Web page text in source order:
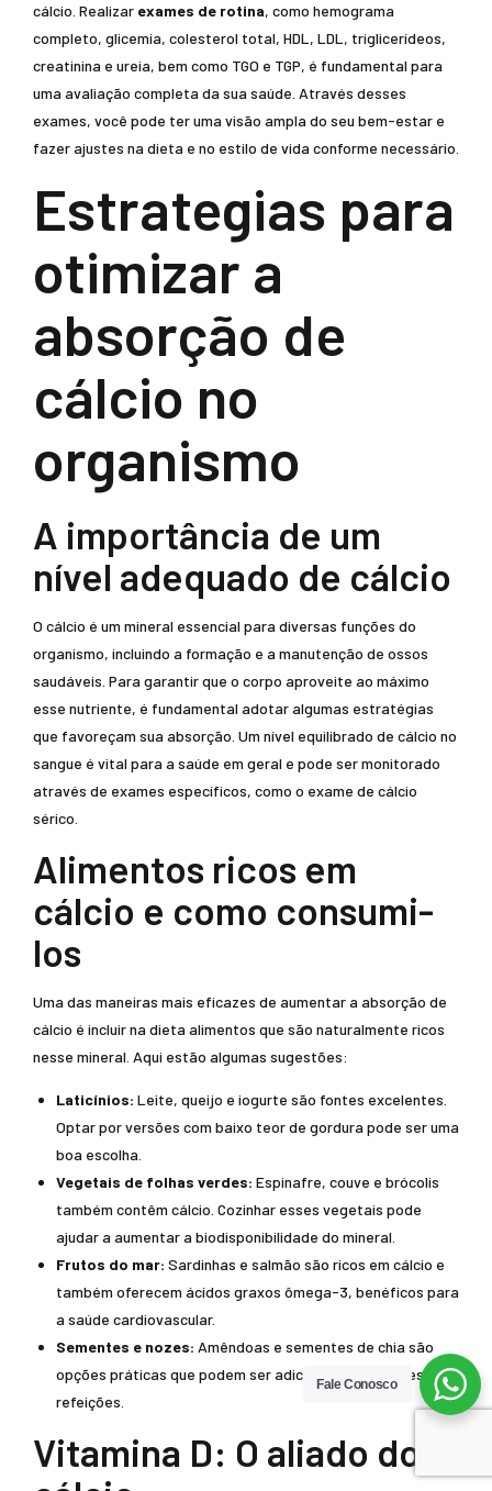
cálcio. Realizar exames de rotina, como hemograma
completo, glicemia, colesterol total, HDL, LDL, triglicerídeos,
creatinina e ureia, bem como TGO e TGP, é fundamental para
uma avaliação completa da sua saúde. Através desses
exames, você pode ter uma visão ampla do seu bem-estar e
fazer ajustes na dieta e no estilo de vida conforme necessário.
Estrategias para
otimizar a
absorção de
cálcio no
organismo
A importância de um
nível adequado de cálcio
O cálcio é um mineral essencial para diversas funções do
organismo, incluindo a formação e a manutenção de ossos
saudáveis. Para garantir que o corpo aproveite ao máximo
esse nutriente, é fundamental adotar algumas estratégias
que favoreçam sua absorção. Um nível equilibrado de cálcio no
sangue é vital para a saúde em geral e pode ser monitorado
através de exames específicos, como o exame de cálcio
sérico.
Alimentos ricos em
cálcio e como consumi-
los
Uma das maneiras mais eficazes de aumentar a absorção de
cálcio é incluir na dieta alimentos que são naturalmente ricos
nesse mineral. Aqui estão algumas sugestões:
Laticínios: Leite, queijo e iogurte são fontes excelentes.
Optar por versões com baixo teor de gordura pode ser uma
boa escolha.
Vegetais de folhas verdes: Espinafre, couve e brócolis
também contêm cálcio. Cozinhar esses vegetais pode
ajudar a aumentar a biodisponibilidade do mineral.
Frutos do mar: Sardinhas e salmão são ricos em cálcio e
também oferecem ácidos graxos ômega-3, benéficos para
a saúde cardiovascular.
Sementes e nozes: Amêndoas e sementes de chia são
opções práticas que podem ser adicionadas a lanches e
refeições.
Vitamina D: O aliado do
Fale Conosco